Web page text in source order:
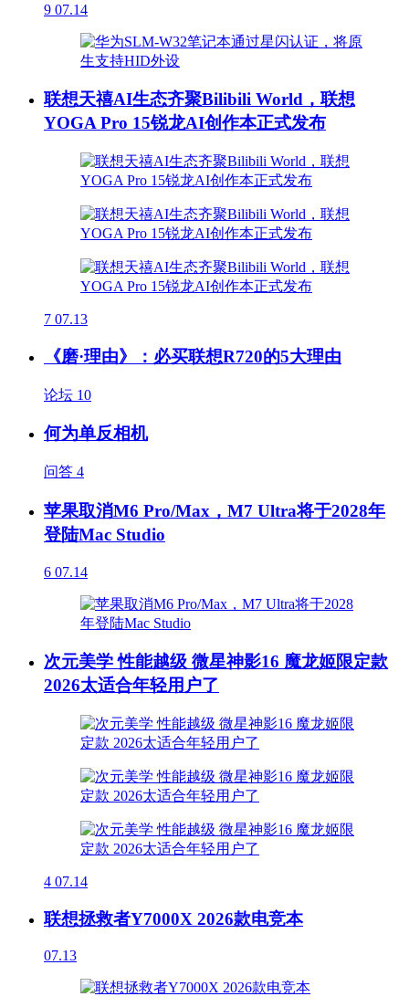
9 07.14
联想天禧AI生态齐聚Bilibili World，联想
YOGA Pro 15锐龙AI创作本正式发布
7 07.13
《磨·理由》：必买联想R720的5大理由
论坛 10
何为单反相机
问答 4
苹果取消M6 Pro/Max，M7 Ultra将于2028年
登陆Mac Studio
6 07.14
次元美学 性能越级 微星神影16 魔龙姬限定款
2026太适合年轻用户了
4 07.14
联想拯救者Y7000X 2026款电竞本
07.13